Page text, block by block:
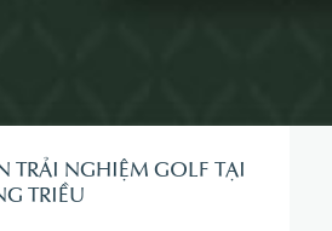
TRẢI NGHIỆM GOLF TẠI
TRIỀU